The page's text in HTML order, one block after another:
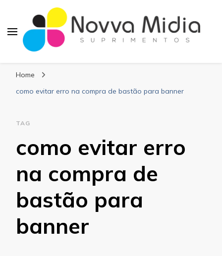
Home
como evitar erro na compra de bastão para banner
TAG
como evitar erro
na compra de
bastão para
banner